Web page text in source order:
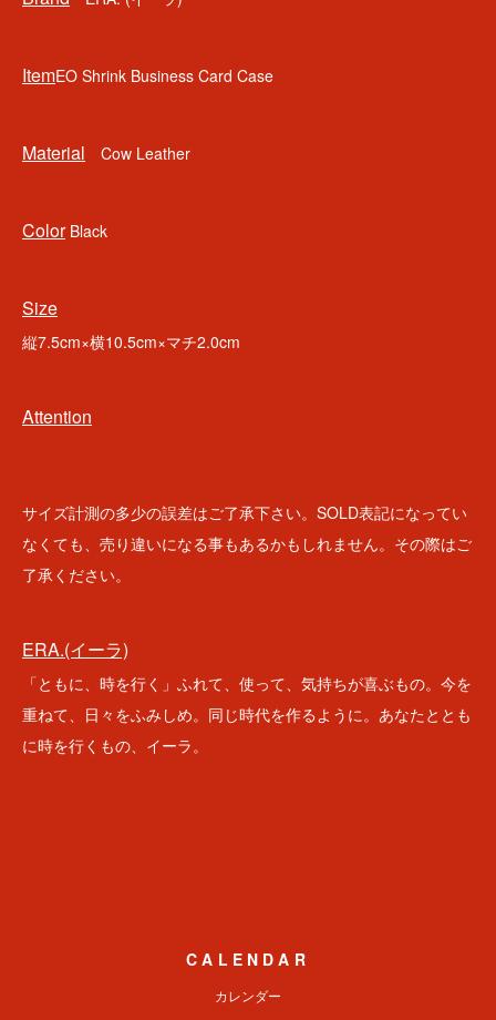
ItemEO Shrink Business Card Case
Material Cow Leather
ColorBlack
Size
縦7.5cm×横10.5cm×マチ2.0cm
Attention
サイズ計測の多少の誤差はご了承下さい。SOLD表記になってい
なくても、売り違いになる事もあるかもしれません。その際はご
了承ください。
ERA.(イーラ)
「ともに、時を行く」ふれて、使って、気持ちが喜ぶもの。今を
重ねて、日々をふみしめ。同じ時代を作るように。あなたととも
に時を行くもの、イーラ。
CALENDAR
カレンダー